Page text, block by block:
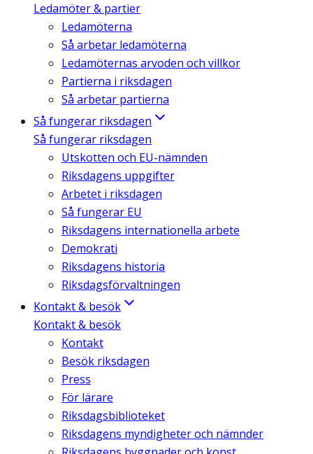
Ledamöter & partier
Ledamöterna
Så arbetar ledamöterna
Ledamöternas arvoden och villkor
Partierna i riksdagen
Så arbetar partierna
Så fungerar riksdagen
Så fungerar riksdagen
Utskotten och EU-nämnden
Riksdagens uppgifter
Arbetet i riksdagen
Så fungerar EU
Riksdagens internationella arbete
Demokrati
Riksdagens historia
Riksdagsförvaltningen
Kontakt & besök
Kontakt & besök
Kontakt
Besök riksdagen
Press
För lärare
Riksdagsbiblioteket
Riksdagens myndigheter och nämnder